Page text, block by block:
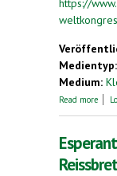
Medientyp:
Medium:
Read more